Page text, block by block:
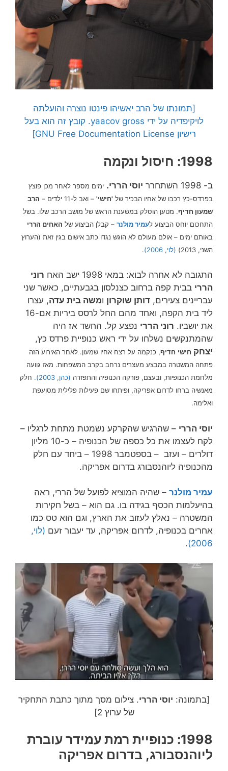
[תמונתו של הרב יאשיהו פינטו נוצרה והועלתה
לויקיפדיה על ידי yaacov gross. קובץ זה הוא בעל
רישיון GNU Free Documentation License]
1998: חיסול ונקמה
ב- 1998 השתחרר יוסי הררי. ימים מספר לאחר מכן פוצץ
בפרדס-כץ רכבו של אחיו הבכיר של 'חישי' – ואב ל-11 ילדים –
הרב
שמעון חדיף. מטען הוסלק במשענת הראש של מושב הרכב שלו. בשל
התחכום יוחס הביצוע לעמיר מולנר – קבלן הביצוע של האחים הררי
באותם ימים – אולם מעולם לא הוגש נגדו כתב אישום בגין זאת (הערוץ
השני, 2013)
(לוי, 2006) .
התגובה לא אחרה לבוא: במאי 1998 ישב האח
רוני
הררי בבית קפה ברחוב כצנלסון בגבעתיים, כאשר שני
עבריינים צעירים, דותן שוקרון ומשה בית עדה, עצרו
ליד בית הקפה, ואחד מהם החל לרסס ביריות אם-16
את יושביו. רוני הררי נפצע קל. החשד אז היה
שהמתנקשים נשלחו על ידי ראש כנופיית פרדס כץ,
יצחק חישי חדיף, כנקמה על רצח אחיו שמעון. לאחר האירוע הזה
פתחה המשטרה במבצע מעצרים נרחב בקרב המשפחות. מאז גוועה
מלחמת הכנופיות, ובעצם, פורקה הכנופיה והתפזרה (כהן, 2003).
חלק
מאנשיה ברחו לדרום אפריקה, ופיתחו שם פעילות פלילית מסועפת
ואלימה.
יוסי הררי – שהרגיש שהקרקע נשמטת מתחת לרגליו –
לקח לעצמו את כל כספה של הכנופיה – כ-10 מליון
דולרים – ועזב – בספטמבר 1998 – ביחד עם חלק
מהכנופיה ליוהנסבורג בדרום אפריקה.
עמיר מולנר – שהיה המוציא לפועל של הררי, ראה
בהיעלמות הכסף בגידה בו. גם הוא – בשל חקירות
המשטרה – נאלץ לעזוב את הארץ, וגם הוא טס כמו
אחרים בכנופיה, לדרום אפריקה, עד יעבור זעם (לוי,
2006)
.
[בתמונה: יוסי הררי. צילום מסך מתוך כתבת התחקיר
של ערוץ 2]
1998: כנופיית רמת עמידר עוברת
ליוהנסבורג, בדרום אפריקה